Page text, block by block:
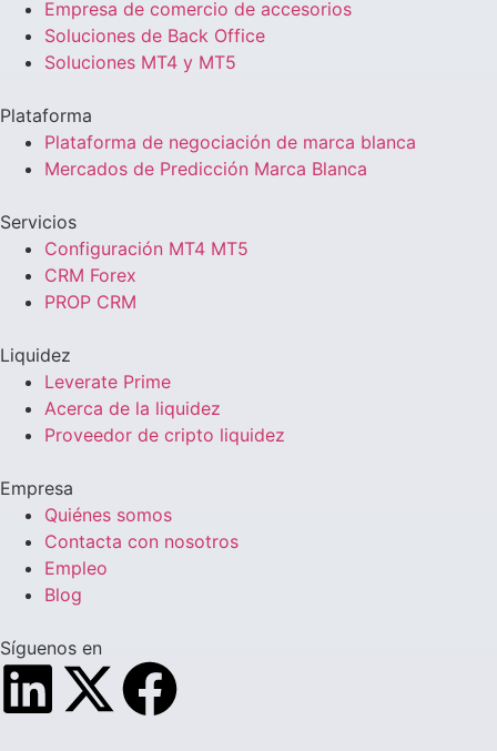
Empresa de comercio de accesorios
Soluciones de Back Office
Soluciones MT4 y MT5
Plataforma
Plataforma de negociación de marca blanca
Mercados de Predicción Marca Blanca
Servicios
Configuración MT4 MT5
CRM Forex
PROP CRM
Liquidez
Leverate Prime
Acerca de la liquidez
Proveedor de cripto liquidez
Empresa
Quiénes somos
Contacta con nosotros
Empleo
Blog
Síguenos en